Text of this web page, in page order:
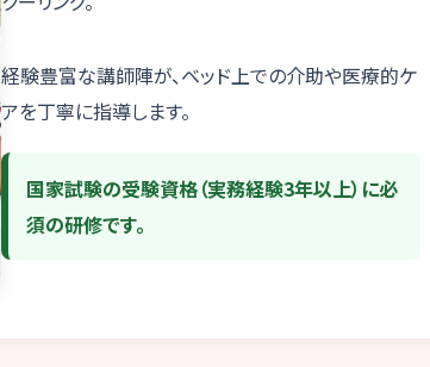
経験豊富な講師陣が、ベッド上での介助や医療的ケ
アを丁寧に指導します。
国家試験の受験資格（実務経験3年以上）に必
須の研修です。